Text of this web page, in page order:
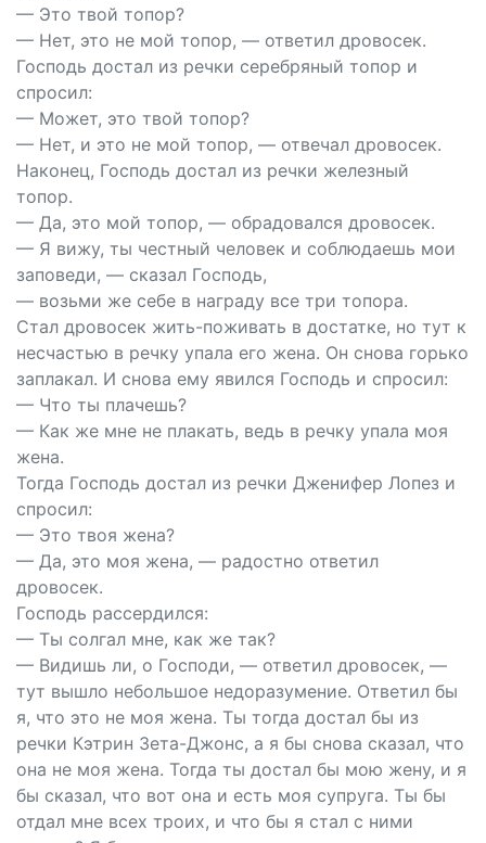
— Это твой топор?
— Нет, это не мой топор, — ответил дровосек.
Господь достал из речки серебряный топор и
спросил:
— Может, это твой топор?
— Нет, и это не мой топор, — отвечал дровосек.
Наконец, Господь достал из речки железный
топор.
— Да, это мой топор, — обрадовался дровосек.
— Я вижу, ты честный человек и соблюдаешь мои
заповеди, — сказал Господь,
— возьми же себе в награду все три топора.
Стал дровосек жить-поживать в достатке, но тут к
несчастью в речку упала его жена. Он снова горько
заплакал. И снова ему явился Господь и спросил:
— Что ты плачешь?
— Как же мне не плакать, ведь в речку упала моя
жена.
Тогда Господь достал из речки Дженифер Лопез и
спросил:
— Это твоя жена?
— Да, это моя жена, — радостно ответил
дровосек.
Господь рассердился:
— Ты солгал мне, как же так?
— Видишь ли, о Господи, — ответил дровосек, —
тут вышло небольшое недоразумение. Ответил бы
я, что это не моя жена. Ты тогда достал бы из
речки Кэтрин Зета-Джонс, а я бы снова сказал, что
она не моя жена. Тогда ты достал бы мою жену, и я
бы сказал, что вот она и есть моя супруга. Ты бы
отдал мне всех троих, и что бы я стал с ними